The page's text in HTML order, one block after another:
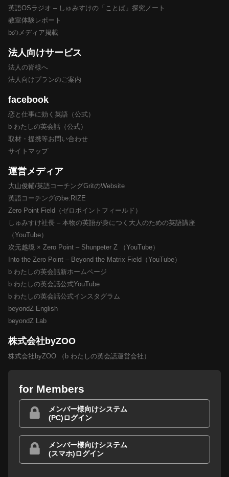
英語OSラジオ – しゅみすけの「ことば」探究ノート
教室体験レポート
bのメディア掲載
法人向けサービス
法人の皆様へ
法人向けプランのご案内
facebook
恋と仕事に効く英語（公式）
b わたしの英会話（公式）
取材・提携等お問い合わせ
サイトマップ
運営メディア
大山俊輔/英語コーチングGritのWebsite
英語コーチングのbe:RIZE
Zero Point Field（ゼロポイントフィールド）
しゅみすけ社長 – 本物の英語が身につく大人のための英語講座
（YouTube）
次元越境 × Zero Point – Shunpeter Z （YouTube）
Into the Zero Point – Beyond the Matrix Field（YouTube）
b わたしの英会話新ホームページ
b わたしの英会話公式YouTube
b わたしの英会話公式インスタグラム
beyondZ English
beyondZ Lab
株式会社byZOO
株式会社byZOO （b わたしの英会話運営会社）
for Members
メンバー様向けシステム
(PC)ログイン
メンバー様向けシステム
(スマホ)ログイン